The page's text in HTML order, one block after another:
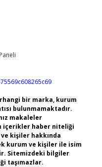
bir marka, kurum
bulunmamaktadır.
makaleler
içerikler haber niteliği
kişiler hakkında
kurum ve kişiler ile isim
Sitemizdeki bilgiler
taşımazlar.